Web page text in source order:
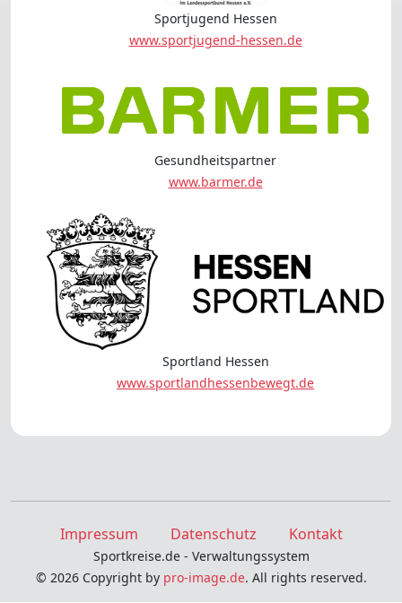
Sportjugend Hessen
www.sportjugend-hessen.de
Gesundheitspartner
www.barmer.de
Sportland Hessen
www.sportlandhessenbewegt.de
Impressum Datenschutz Kontakt
Sportkreise.de - Verwaltungssystem
© 2026 Copyright by pro-image.de. All rights reserved.